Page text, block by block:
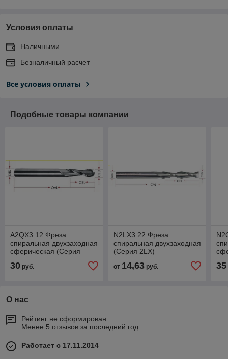
Условия оплаты
Наличными
Безналичный расчет
Все условия оплаты
Подобные товары компании
A2QX3.12 Фреза
спиральная двухзаходная
сферическая (Серия
30 руб.
N2LX3.22 Фреза
спиральная двухзаходная
(Серия 2LX)
от 14,63руб. 35
О нас
Рейтинг не сформирован
Менее 5 отзывов за последний год
Работает с 17.11.2014